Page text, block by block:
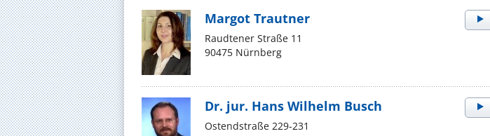
Margot Trautner
Raudtener Straße 11
90475 Nürnberg
Dr. jur. Hans Wilhelm Busch
Ostendstraße 229-231